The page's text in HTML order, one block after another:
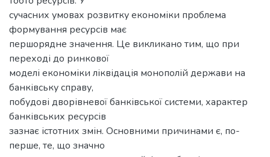
сучасних умовах розвитку економіки проблема
формування ресурсів має
першорядне значення. Це викликано тим, що при
переході до ринкової
моделі економіки ліквідація монополій держави на
банківську справу,
побудові дворівневої банківської системи, характер
банківських ресурсів
зазнає істотних змін. Основними причинами є, по-
перше, те, що значно